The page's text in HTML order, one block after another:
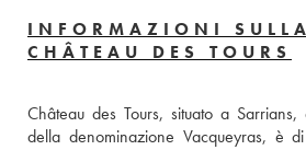
INFORMAZIONI
CHÂTEAU DES TOURS
Château des Tours, situato a
della denominazione Vacqueyras, è